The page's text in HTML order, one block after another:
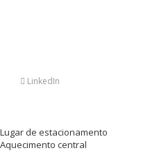
LinkedIn
Lugar de estacionamento
Aquecimento central